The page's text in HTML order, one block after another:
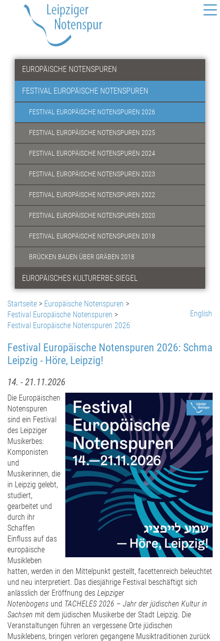
EUROPÄISCHE NOTENSPUREN
FESTIVAL EUROPÄISCHE NOTENSPUREN
FESTIVAL EUROPÄISCHE NOTENSPUREN 2026
FESTIVAL EUROPÄISCHE NOTENSPUREN 2025
FESTIVAL EUROPÄISCHE NOTENSPUREN 2024
FESTIVAL EUROPÄISCHE NOTENSPUREN 2023
FESTIVAL EUROPÄISCHE NOTENSPUREN 2022
FESTIVAL EUROPÄISCHE NOTENSPUREN 2020
FESTIVAL EUROPÄISCHE NOTENSPUREN 2018
BRÜCKEN BAUEN ÜBER GRÄBEN 2018
EUROPÄISCHES KULTURERBE-SIEGEL
Startseite > Europäische Notenspuren >
Festival Europäische Notenspuren >
Festival Europäische Notenspuren 2026
English
Festival Europäische Notenspuren 2026: Schma
Leipzig - Höre, Leipzig!
14. - 21.11.2026
Die Europäischen
Notenspuren
sind ein Festival
des Leipziger
Musikerbes:
Komponisten
und
Musikerinnen, die
in Leipzig gelebt,
studiert,
gearbeitet und
durch ihr
Schaffen
Einfluss auf das
europäische
Musikleben
hatten, werden in den Mittelpunkt gestellt, facettenreich beleuchtet
und neu interpretiert. Das diesjährige Festival beschäftigt sich
anlässlich der Eröffnung des Leipziger
Notenbogens und TACHELES 2026 – Jahr der jüdischen Kultur in
Sachsen mit dem jüdischen Musikerbe der Stadt Leipzig. Die
Veranstaltungen führen an vergessene Orte jüdischen
Musiklebens, bringen verloren gegangene Musiktraditionen zurück